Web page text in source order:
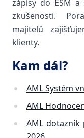
zápisy do ESM
zkušenosti.
majitelů
klienty.
Kam dál?
AML Systém
AML
AML